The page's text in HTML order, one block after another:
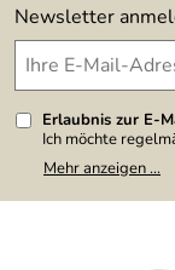
Newsletter
Erlaubnis zur E-
Ich möchte
Meine E-Mail-
weitergegeben.
Mehr anzeigen ...